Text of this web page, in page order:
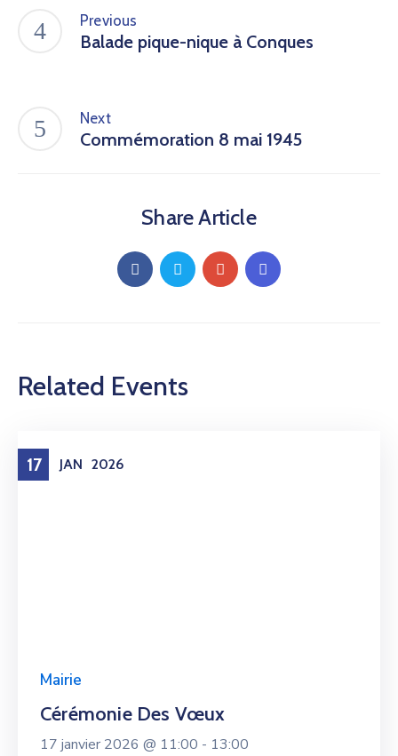
Previous
Balade pique-nique à Conques
Next
Commémoration 8 mai 1945
Share Article
Related Events
17 JAN 2026
Mairie
Cérémonie Des Vœux
17 janvier 2026 @ 11:00 - 13:00